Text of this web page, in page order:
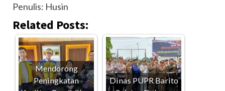
Penulis: Husin
Related Posts:
Mendorong
Peningkatan
Dinas PUPR Barito